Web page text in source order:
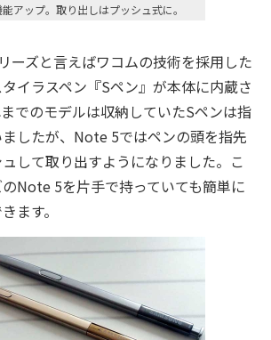
アップ。取り出しはプッシュ式に。
ーズと言えばワコムの技術を採用した
イラスペン『Sペン』が本体に内蔵さ
でのモデルは収納していたSペンは指
したが、Note 5ではペンの頭を指先
して取り出すようになりました。こ
Note 5を片手で持っていても簡単に
ます。